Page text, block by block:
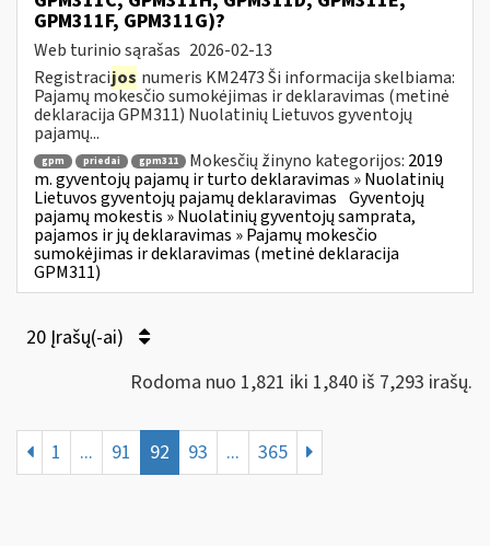
GPM311F, GPM311G)?
Web turinio sąrašas 2026-02-13
Registracijos numeris KM2473 Ši informacija skelbiama:
Pajamų mokesčio sumokėjimas ir deklaravimas (metinė
deklaracija GPM311) Nuolatinių Lietuvos gyventojų
pajamų...
gpm priedai gpm311 Mokesčių žinyno kategorijos: 2019
m. gyventojų pajamų ir turto deklaravimas » Nuolatinių
Lietuvos gyventojų pajamų deklaravimas Gyventojų
pajamų mokestis » Nuolatinių gyventojų samprata,
pajamos ir jų deklaravimas » Pajamų mokesčio
sumokėjimas ir deklaravimas (metinė deklaracija
GPM311)
20 Įrašų(-ai)
Rodoma nuo 1,821 iki 1,840 iš 7,293 irašų.
1 ... 91 92 93 ... 365